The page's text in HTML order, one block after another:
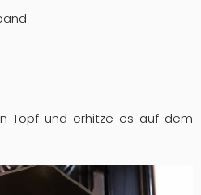
Topf und erhitze es auf dem